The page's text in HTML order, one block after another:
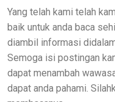
Yang telah kami telah
baik untuk anda baca
diambil informasi
Semoga isi postingan
dapat menambah
dapat anda pahami.